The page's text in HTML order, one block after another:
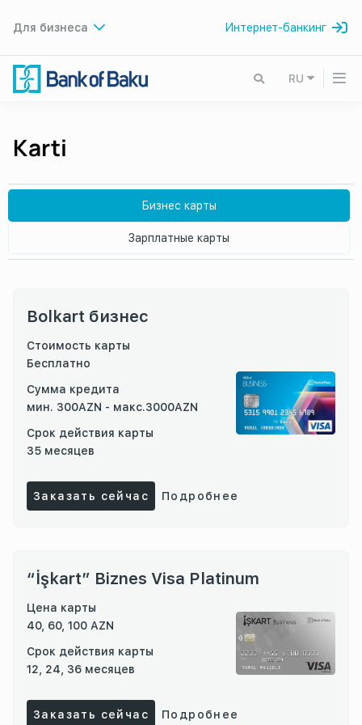
Для бизнеса Интернет-банкинг
RU
Karti
Бизнес карты
Зарплатные карты
Bolkart бизнес
Стоимость карты
Бесплатно
Сумма кредита
мин. 300AZN - макс.3000AZN
Срок действия карты
35 месяцев
Заказать сейчас Подробнее
“İşkart” Biznes Visa Platinum
Цена карты
40, 60, 100 AZN
Срок действия карты
12, 24, 36 месяцев
Заказать сейчас Подробнее